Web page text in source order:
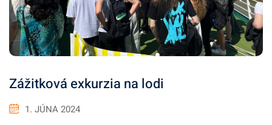
Zážitková exkurzia na lodi
1. JÚNA 2024